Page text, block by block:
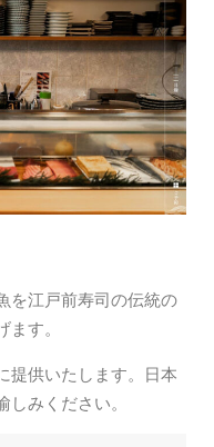
を江戸前寿司の伝統の
す。
提供いたします。日本
みください。